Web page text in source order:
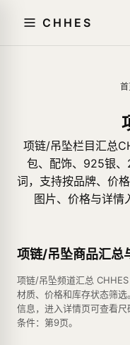
CHHES
项链/吊坠栏目汇总
包、配饰、925银
词，支持按品牌、价
图片、价格与详情
项链/吊坠商品汇总
项链/吊坠频道汇总
材质、价格和库存状态筛
信息，进入详情页可查看
条件：第9页。